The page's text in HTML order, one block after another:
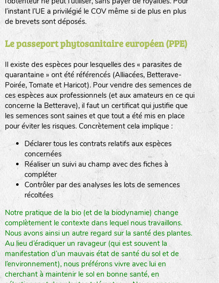
l’instant l’UE a privilégié le COV même si de plus en plus
de brevets sont déposés.
Le passeport phytosanitaire européen (PPE)
Il existe des espèces pour lesquelles des « parasites de
quarantaine » ont été référencés (Alliacées, Betterave-
Poirée, Tomate et Haricot). Pour vendre des semences de
ces espèces aux professionnels (et aux amateurs en ce qui
concerne la Betterave), il faut un certificat qui justifie que
les semences sont saines et que tout a été mis en place
pour éviter les risques. Concrètement cela implique :
Déclarer tous les contrats relatifs aux espèces
concernées
Réaliser un suivi au champ avec des fiches à
compléter
Contrôler par des analyses les lots de semences
récoltées
Notre pratique de la bio (et de la biodynamie) change
complètement le contexte dans lequel nous travaillons.
Nous avons ainsi un autre regard sur la santé des plantes.
Au lieu d’éradiquer un ravageur (qui est souvent la
manifestation d’un mauvais état de santé du sol et de
l’environnement), nous préférons vivre avec lui en
cherchant à maintenir le sol en bonne santé, en